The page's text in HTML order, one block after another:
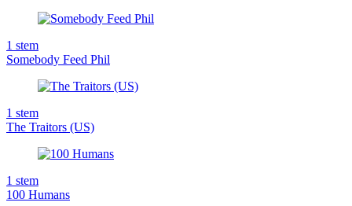
1 stem
Somebody Feed Phil
1 stem
The Traitors (US)
1 stem
100 Humans